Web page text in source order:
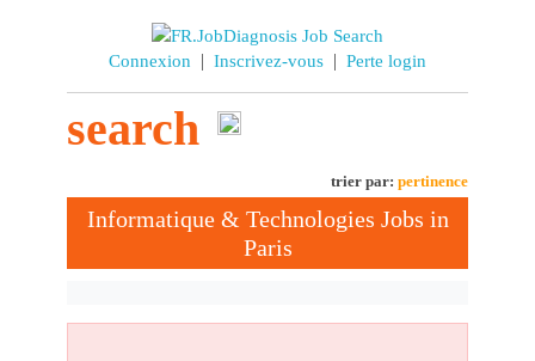
Connexion | Inscrivez-vous | Perte login
search
trier par: pertinence
Informatique & Technologies Jobs in
Paris